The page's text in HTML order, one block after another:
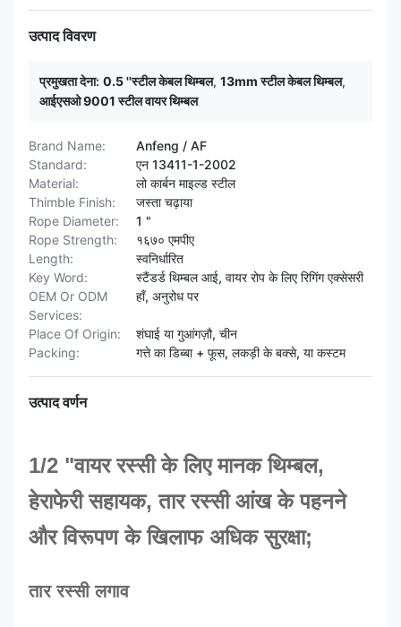
उत्पाद विवरण
प्रमुखता देना: 0.5 ''स्टील केबल थिम्बल, 13mm स्टील केबल थिम्बल,
आईएसओ 9001 स्टील वायर थिम्बल
Brand Name:
Anfeng / AF
Standard:
एन 13411-1-2002
Material:
लो कार्बन माइल्ड स्टील
Thimble Finish:
जस्ता चढ़ाया
Rope Diameter:
1 "
Rope Strength:
१६७० एमपीए
Length:
स्वनिर्धारित
Key Word:
स्टैंडर्ड थिम्बल आई, वायर रोप के लिए रिगिंग एक्सेसरी
OEM Or ODM
Services:
हाँ, अनुरोध पर
Place Of Origin:
शंघाई या गुआंगज़ौ, चीन
Packing:
गत्ते का डिब्बा + फूस, लकड़ी के बक्से, या कस्टम
उत्पाद वर्णन
1/2 "वायर रस्सी के लिए मानक थिम्बल,
हेराफेरी सहायक, तार रस्सी आंख के पहनने
और विरूपण के खिलाफ अधिक सुरक्षा;
तार रस्सी लगाव